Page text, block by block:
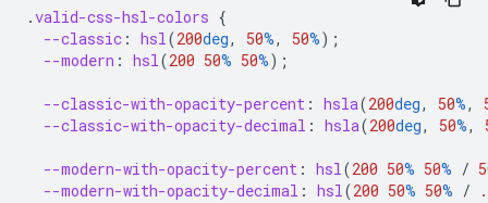
.valid-css-hsl-colors {
--classic : hsl(200deg, 50%, 50%);
--modern : hsl(200 50% 50%);
--classic-with-opacity-percent : hsla(200deg, 50%,
--classic-with-opacity-decimal : hsla(200deg, 50%,
--modern-with-opacity-percent : hsl(200 50% 50% /
--modern-with-opacity-decimal : hsl(200 50% 50% /